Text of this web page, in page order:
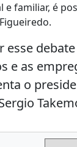
familiar, é
esse
e as
o